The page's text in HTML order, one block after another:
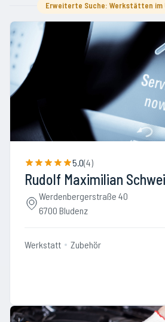
Erweiterte Suche: Werkstätten im
5.0(4)
Rudolf Maximilian
Werdenbergerstraße 40
6700 Bludenz
Werkstatt Zubehör